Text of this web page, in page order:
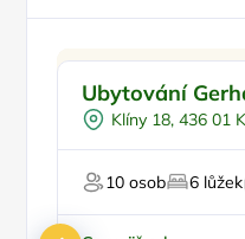
Ubytování
Klíny 18, 436 01
10 osob 6 lůžek